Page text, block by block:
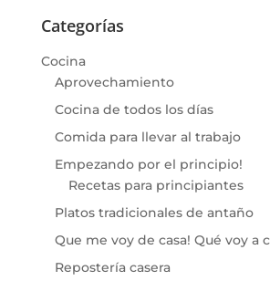
Categorías
Cocina
Aprovechamiento
Cocina de todos los días
Comida para llevar al trabajo
Empezando por el principio!
Recetas para principiantes
Platos tradicionales de antaño
Que me voy de casa! Qué voy a
Repostería casera